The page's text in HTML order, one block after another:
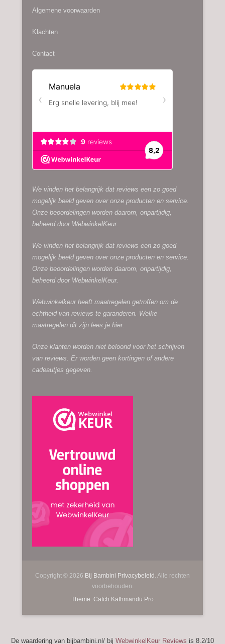
Algemene voorwaarden
Klachten
Contact
We vinden het belangrijk dat reviews een zo goed
mogelijk beeld geven over onze producten en service.
Onze beoordelingen worden daarom, onpartijdig,
beheerd door WebwinkelKeur.
We vinden het belangrijk dat reviews een zo goed
mogelijk beeld geven over onze producten en service.
Onze beoordelingen worden daarom, onpartijdig,
beheerd door WebwinkelKeur.
Webwinkelkeur heeft maatregelen getroffen om de
echtheid van reviews te garanderen. Welke
maatregelen dit zijn lees je hier.
Onze klanten worden niet beloond voor het schrijven
van reviews. Er worden geen kortingen of andere
cadeautjes gegeven.
Copyright © 2026 Bij Bambini Privacybeleid . Alle rechten
voorbehouden.
Theme: Catch Kathmandu Pro
De waardering van bijbambini.nl/ bij WebwinkelKeur Reviews is 8.2/10